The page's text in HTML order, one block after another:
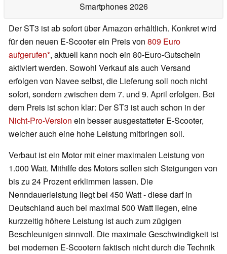
Smartphones 2026
Der ST3 ist ab sofort über Amazon erhältlich. Konkret wird
für den neuen E-Scooter ein Preis von 809 Euro
aufgerufen , aktuell kann noch ein 80-Euro-Gutschein
aktiviert werden. Sowohl Verkauf als auch Versand
erfolgen von Navee selbst, die Lieferung soll noch nicht
sofort, sondern zwischen dem 7. und 9. April erfolgen. Bei
dem Preis ist schon klar: Der ST3 ist auch schon in der
Nicht-Pro-Version ein besser ausgestatteter E-Scooter,
welcher auch eine hohe Leistung mitbringen soll.
Verbaut ist ein Motor mit einer maximalen Leistung von
1.000 Watt. Mithilfe des Motors sollen sich Steigungen von
bis zu 24 Prozent erklimmen lassen. Die
Nenndauerleistung liegt bei 450 Watt - diese darf in
Deutschland auch bei maximal 500 Watt liegen, eine
kurzzeitig höhere Leistung ist auch zum zügigen
Beschleunigen sinnvoll. Die maximale Geschwindigkeit ist
bei modernen E-Scootern faktisch nicht durch die Technik